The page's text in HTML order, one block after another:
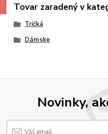
Tovar zaradený v
Tričká
Dámske
Novinky,